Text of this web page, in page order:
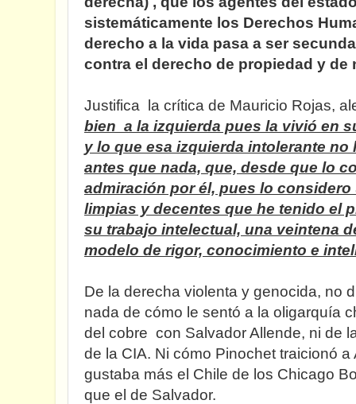
sistemáticamente los Derechos
derecho a la vida pasa a ser
contra el derecho de propiedad y de
Justifica la crítica de Mauricio Rojas,
bien a la izquierda pues la vivió en
y lo que esa izquierda intolerante no
antes que nada, que, desde que lo
admiración por él, pues lo
limpias y decentes que he tenido el
su trabajo intelectual, una veintena
modelo de rigor, conocimiento e
De la derecha violenta y genocida, no
nada de cómo le sentó a la oligarquía
del cobre con Salvador Allende, ni de
de la CIA. Ni cómo Pinochet traicionó
gustaba más el Chile de los Chicago
que el de Salvador.